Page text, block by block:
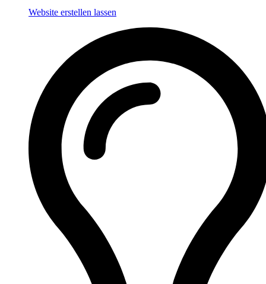
Website erstellen lassen